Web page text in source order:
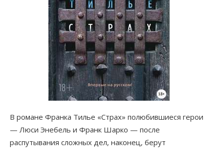
В романе Франка Тилье «Страх» полюбившиеся герои
— Люси Энебель и Франк Шарко — после
распутывания сложных дел, наконец, берут